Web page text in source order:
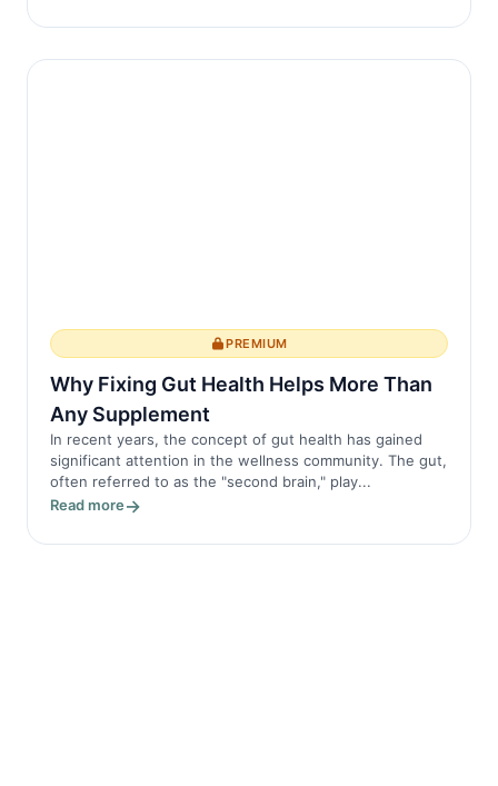
PREMIUM
Why Fixing Gut Health Helps More Than
Any Supplement
In recent years, the concept of gut health has gained
significant attention in the wellness community. The gut,
often referred to as the "second brain," play...
Read more